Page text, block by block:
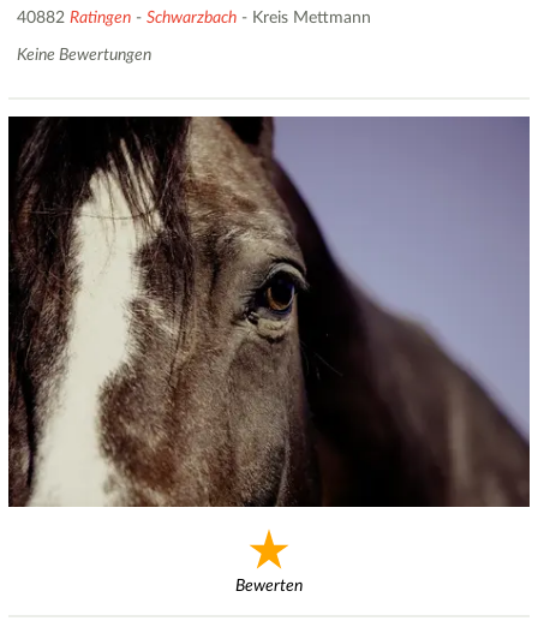
40882 Ratingen - Schwarzbach - Kreis Mettmann
Keine Bewertungen
Bewerten